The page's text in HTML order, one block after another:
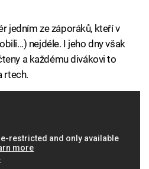
jedním ze záporáků, kteří v
nejdéle. I jeho dny však
a každému divákovi to
rtech.